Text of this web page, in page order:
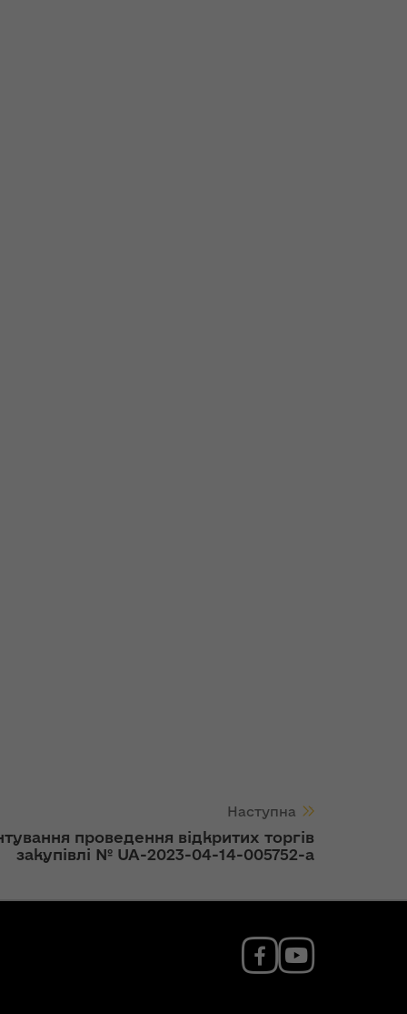
Наступна
проведення відкритих торгів
закупівлі № UA-2023-04-14-005752-a